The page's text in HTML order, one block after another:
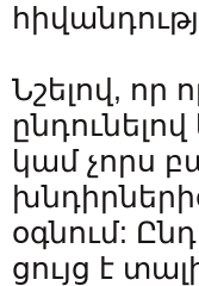
Նշելով, որ
կամ չորս
օգնում:
ցույց է